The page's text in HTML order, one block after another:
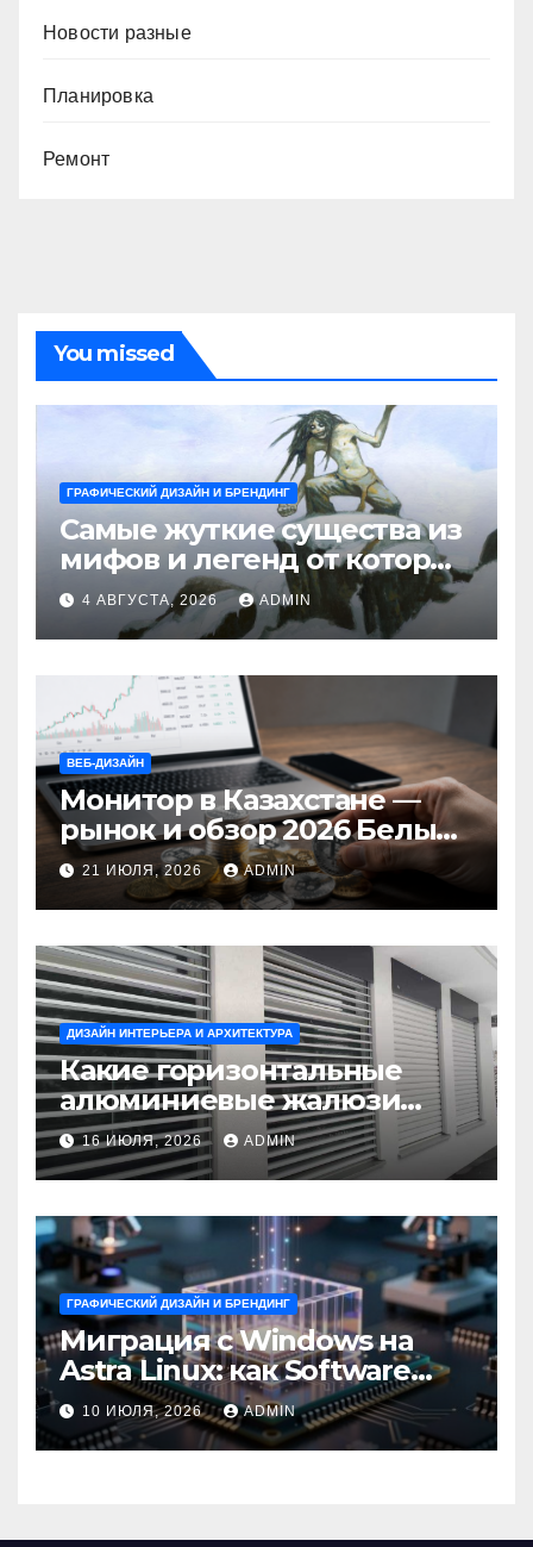
Новости разные
Планировка
Ремонт
You missed
ГРАФИЧЕСКИЙ ДИЗАЙН И БРЕНДИНГ
Самые жуткие существа из
мифов и легенд от которых
стынет кровь
4 АВГУСТА, 2026 ADMIN
ВЕБ-ДИЗАЙН
Монитор в Казахстане —
рынок и обзор 2026 Белый
Ветер Shop.kz
21 ИЮЛЯ, 2026 ADMIN
ДИЗАЙН ИНТЕРЬЕРА И АРХИТЕКТУРА
Какие горизонтальные
алюминиевые жалюзи
выбрать для окон?
16 ИЮЛЯ, 2026 ADMIN
ГРАФИЧЕСКИЙ ДИЗАЙН И БРЕНДИНГ
Миграция с Windows на
Astra Linux: как Software
Group успешно перешла на
отечественную ОС
10 ИЮЛЯ, 2026 ADMIN